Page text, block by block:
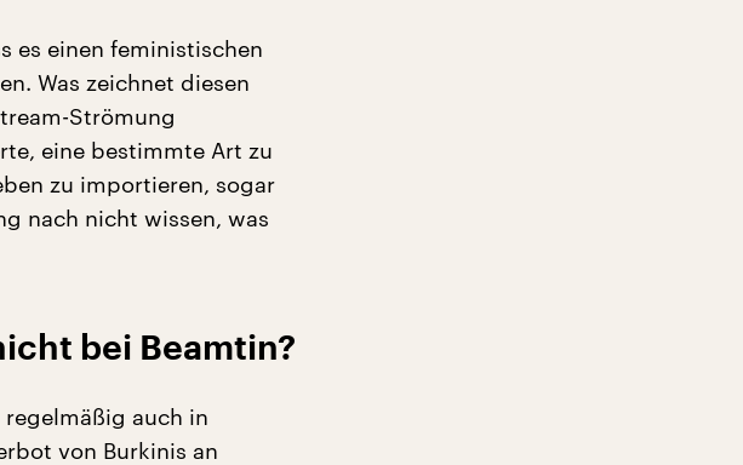
es einen feministischen
Was zeichnet diesen
Strömung
eine bestimmte Art zu
zu importieren, sogar
nach nicht wissen, was
bei Beamtin?
auch in
von Burkinis an